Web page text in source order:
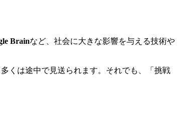
Brainなど、社会に大きな影響を与える技術や
くは途中で見送られます。それでも、「挑戦